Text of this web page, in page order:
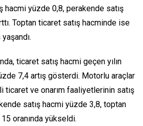
hacmi yüzde 0,8, perakende satış
Toptan ticaret satış hacminde ise
ticaret satış hacmi geçen yılın
7,4 artış gösterdi. Motorlu araçlar
ve onarım faaliyetlerinin satış
satış hacmi yüzde 3,8, toptan
oranında yükseldi.